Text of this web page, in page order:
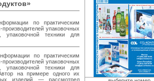
по практическим
упаковочных
упаковочной техники для
по практическим
упаковочных
упаковочной техники для
на примере одного их
изделий — рассмотрел